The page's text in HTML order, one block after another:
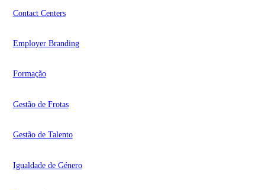
Contact Centers
Employer Branding
Formação
Gestão de Frotas
Gestão de Talento
Igualdade de Género